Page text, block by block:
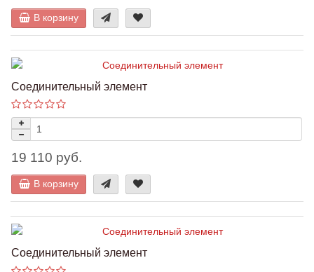
В корзину
Соединительный элемент
19 110 руб.
В корзину
Соединительный элемент